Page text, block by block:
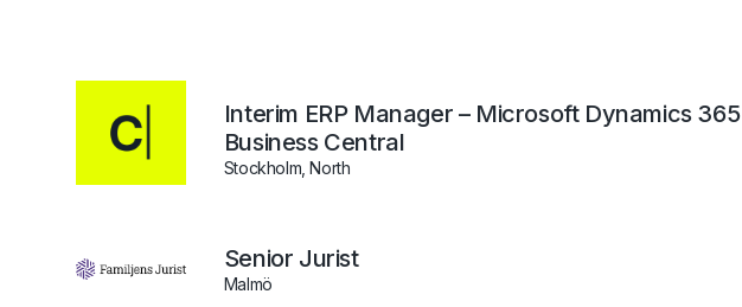
Interim ERP Manager – Microsoft Dynamics 365
Business Central
Stockholm, North
Senior Jurist
Malmö